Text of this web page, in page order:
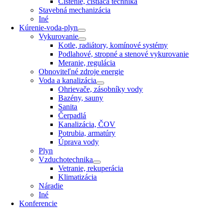
Stavebná mechanizácia
Iné
Kúrenie-voda-plyn
Vykurovanie
Kotle, radiátory, komínové systémy
Podlahové, stropné a stenové vykurovanie
Meranie, regulácia
Obnoviteľné zdroje energie
Voda a kanalizácia
Ohrievače, zásobníky vody
Bazény, sauny
Sanita
Čerpadlá
Kanalizácia, ČOV
Potrubia, armatúry
Úprava vody
Plyn
Vzduchotechnika
Vetranie, rekuperácia
Klimatizácia
Náradie
Iné
Konferencie